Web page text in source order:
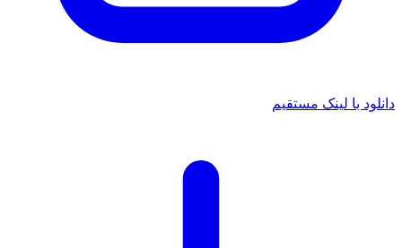
با لینک مستقیم